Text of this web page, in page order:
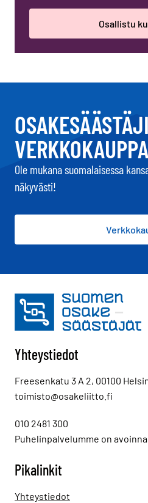
Osallistu
VERKKOKAUPPA
Ole mukana suomalaisessa
näkyvästi!
Yhteystiedot
Freesenkatu 3 A 2, 00100
toimisto@osakeliitto.fi
010 2481 300
Puhelinpalvelumme on avoinna
Pikalinkit
Yhteystiedot